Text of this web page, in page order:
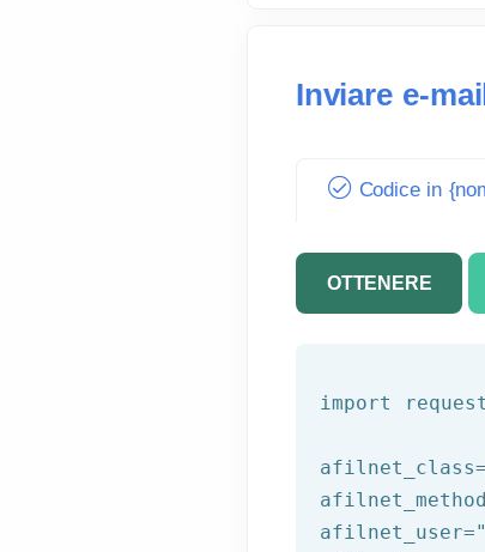
Inviare e-
Codice in
OTTENERE
import
afilnet_class=
afilnet_user=